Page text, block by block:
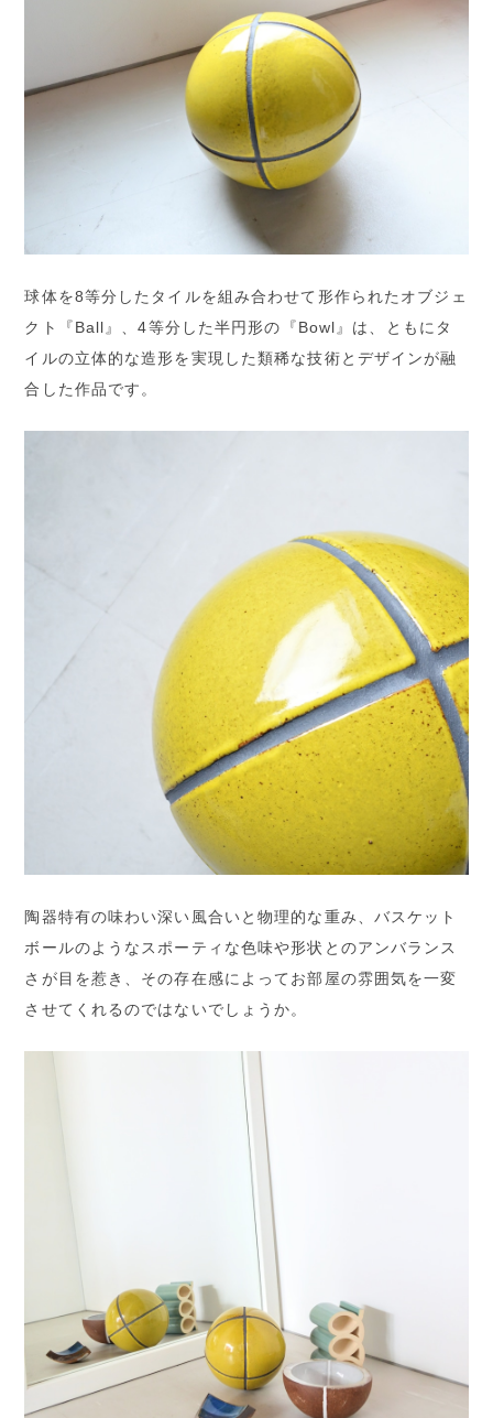
球体を8等分したタイルを組み合わせて形作られたオブジェ
クト『Ball』、4等分した半円形の『Bowl』は、ともにタ
イルの立体的な造形を実現した類稀な技術とデザインが融
合した作品です。
陶器特有の味わい深い風合いと物理的な重み、バスケット
ボールのようなスポーティな色味や形状とのアンバランス
さが目を惹き、その存在感によってお部屋の雰囲気を一変
させてくれるのではないでしょうか。